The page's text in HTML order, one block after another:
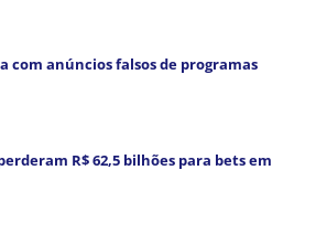
com anúncios falsos de programas
R$ 62,5 bilhões para bets em